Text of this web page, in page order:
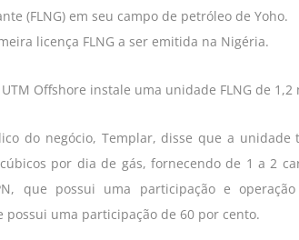
(FLNG) em seu campo de petróleo de Yoho.
licença FLNG a ser emitida na Nigéria.
Offshore instale uma unidade FLNG de
do negócio, Templar, disse que a
por dia de gás, fornecendo de 1 a 2
que possui uma participação e
possui uma participação de 60 por cento.